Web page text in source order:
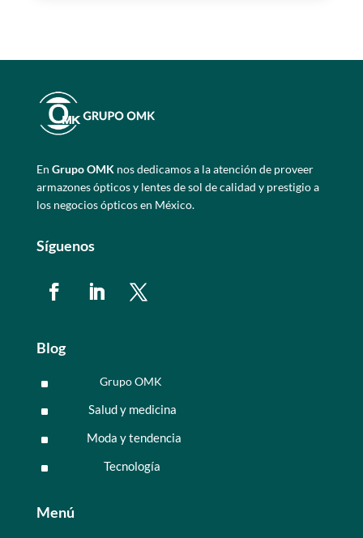
En Grupo OMKnos dedicamos a la atención de proveer
armazones ópticos y lentes de sol de calidad y prestigio a
los negocios ópticos en México.
Síguenos
Blog
^ Grupo OMK
^ Salud y medicina
^ Moda y tendencia
^ Tecnología
Menú